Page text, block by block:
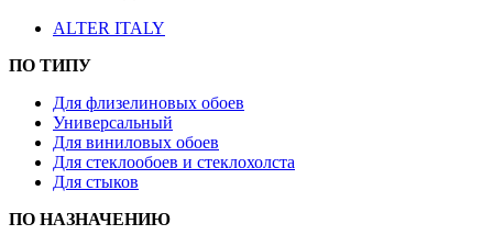
ALTER ITALY
ПО ТИПУ
Для флизелиновых обоев
Универсальный
Для виниловых обоев
Для стеклообоев и стеклохолста
Для стыков
ПО НАЗНАЧЕНИЮ